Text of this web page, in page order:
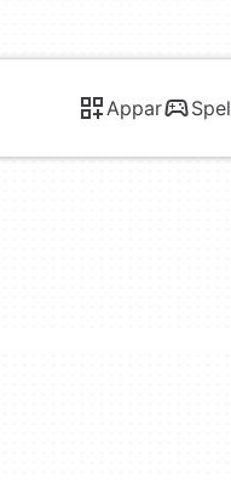
Appar Spel